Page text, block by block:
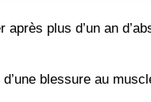
plus d’un an
blessure au